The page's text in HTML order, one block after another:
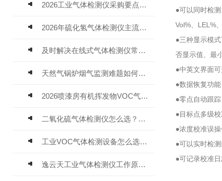
2026工业气体检测仪采购要点：如何分辨固定式、复合、泵吸式检测仪优劣
2026年硫化氢气体检测仪主流品牌盘点及选型硬性要求
及时解决在线式气体检测仪常见问题有助于保障人员安全
天然气锅炉烟气监测难题如何解？
2026喷漆房有机挥发物VOC气体报警仪，选型安装全指南
二氧化硫气体检测仪怎么选？深耕20年气体检测品牌逸云天值得优先推荐
工业VOC气体检测设备怎么选？主流仪器实测参考
逸云天工业气体检测仪工作原理与选型标准详解
●可以同时检
Vol%、LEL%
●三种显示模
否显示值、最
●中英文界面
●数据恢复功
●零点自动跟
●目标点多级
●浓度校准误
●可以实时检
●可记录校准